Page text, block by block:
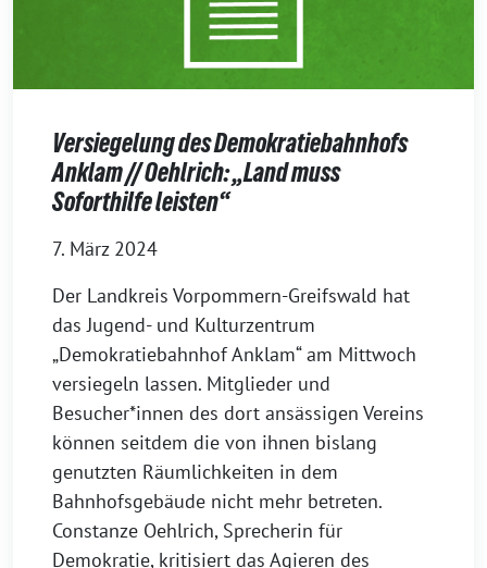
Versiegelung des Demokratiebahnhofs
Anklam // Oehlrich: „Land muss
Soforthilfe leisten“
7. März 2024
Der Landkreis Vorpommern-Greifswald hat
das Jugend- und Kulturzentrum
„Demokratiebahnhof Anklam“ am Mittwoch
versiegeln lassen. Mitglieder und
Besucher*innen des dort ansässigen Vereins
können seitdem die von ihnen bislang
genutzten Räumlichkeiten in dem
Bahnhofsgebäude nicht mehr betreten.
Constanze Oehlrich, Sprecherin für
Demokratie, kritisiert das Agieren des